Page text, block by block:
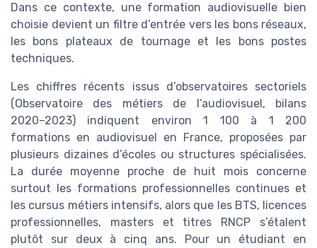
Dans ce contexte, une formation audiovisuelle bien
choisie devient un filtre d’entrée vers les bons réseaux,
les bons plateaux de tournage et les bons postes
techniques.
Les chiffres récents issus d’observatoires sectoriels
(Observatoire des métiers de l’audiovisuel, bilans
2020–2023) indiquent environ 1 100 à 1 200
formations en audiovisuel en France, proposées par
plusieurs dizaines d’écoles ou structures spécialisées.
La durée moyenne proche de huit mois concerne
surtout les formations professionnelles continues et
les cursus métiers intensifs, alors que les BTS, licences
professionnelles, masters et titres RNCP s’étalent
plutôt sur deux à cinq ans. Pour un étudiant en